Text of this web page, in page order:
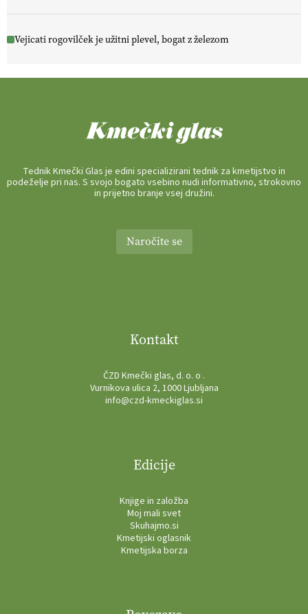
Vejicati rogovilček je užitni plevel, bogat z železom
Tednik Kmečki Glas je edini specializirani tednik za kmetijstvo in
podeželje pri nas. S svojo bogato vsebino nudi informativno, strokovno
in prijetno branje vsej družini.
Naročite se
Kontakt
ČZD Kmečki glas, d. o. o .
Vurnikova ulica 2, 1000 Ljubljana
info@czd-kmeckiglas.si
Edicije
Knjige in založba
Moj mali svet
Skuhajmo.si
Kmetijski oglasnik
Kmetijska borza